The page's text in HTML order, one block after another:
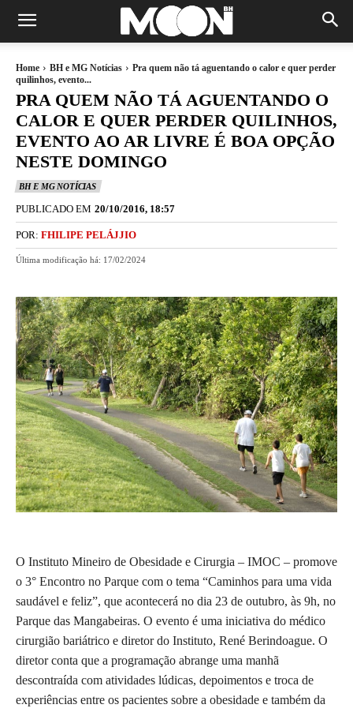
Home BH e MG Notícias
Pra quem não tá aguentando o calor e quer perder
quilinhos, evento...
PRA QUEM NÃO TÁ AGUENTANDO O
CALOR E QUER PERDER QUILINHOS,
EVENTO AO AR LIVRE É BOA OPÇÃO
NESTE DOMINGO
BH E MG NOTÍCIAS
PUBLICADO EM 20/10/2016, 18:57
POR: FHILIPE PELÁJJIO
Última modificação há: 17/02/2024
O Instituto Mineiro de Obesidade e Cirurgia – IMOC – promove
o 3° Encontro no Parque com o tema “Caminhos para uma vida
saudável e feliz”, que acontecerá no dia 23 de outubro, às 9h, no
Parque das Mangabeiras. O evento é uma iniciativa do médico
cirurgião bariátrico e diretor do Instituto, René Berindoague. O
diretor conta que a programação abrange uma manhã
descontraída com atividades lúdicas, depoimentos e troca de
experiências entre os pacientes sobre a obesidade e também da